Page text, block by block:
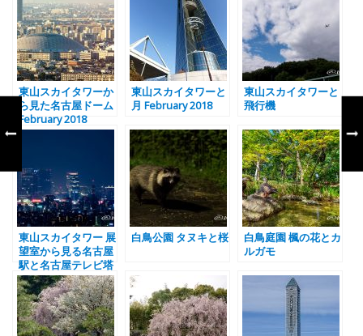
東山スカイタワーか
ら見た名古屋ドーム
February 2018
東山スカイタワーと
月 February 2018
東山スカイタワーと
飛行機
東山スカイタワー 展
望室から見る名古屋
駅と名古屋テレビ塔
白鳥公園 タヌキと桜
白鳥庭園 楓の花とカ
ルガモ